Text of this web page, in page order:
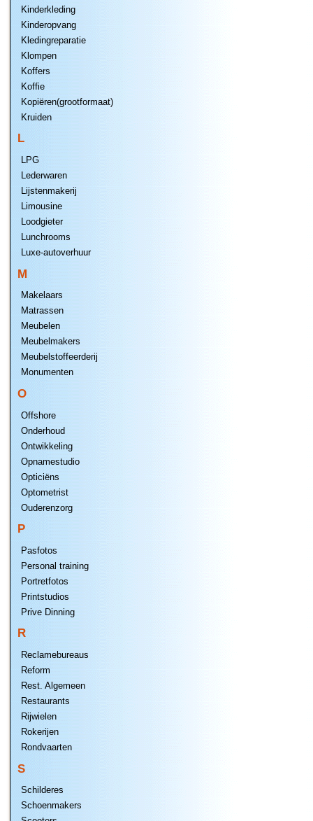
Kinderkleding
Kinderopvang
Kledingreparatie
Klompen
Koffers
Koffie
Kopiëren(grootformaat)
Kruiden
L
LPG
Lederwaren
Lijstenmakerij
Limousine
Loodgieter
Lunchrooms
Luxe-autoverhuur
M
Makelaars
Matrassen
Meubelen
Meubelmakers
Meubelstoffeerderij
Monumenten
O
Offshore
Onderhoud
Ontwikkeling
Opnamestudio
Opticiëns
Optometrist
Ouderenzorg
P
Pasfotos
Personal training
Portretfotos
Printstudios
Prive Dinning
R
Reclamebureaus
Reform
Rest. Algemeen
Restaurants
Rijwielen
Rokerijen
Rondvaarten
S
Schilderes
Schoenmakers